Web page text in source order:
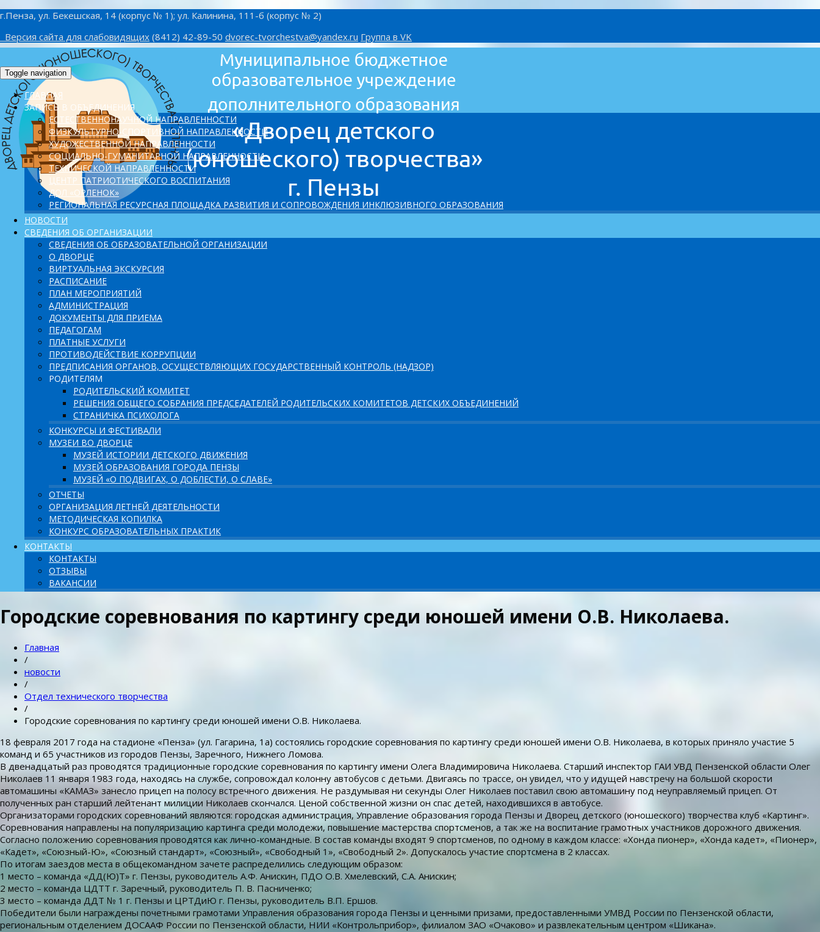
г.Пенза, ул. Бекешская, 14 (корпус № 1); ул. Калинина, 111-б (корпус № 2)
Версия сайта для слабовидящих (8412) 42-89-50 dvorec-tvorchestva@yandex.ru Группа в VK
Toggle navigation
ГЛАВНАЯ
ЗАПИСЬ В ОБЪЕДИНЕНИЯ
ЕСТЕСТВЕННОНАУЧНОЙ НАПРАВЛЕННОСТИ
ФИЗКУЛЬТУРНО-СПОРТИВНОЙ НАПРАВЛЕННОСТИ
ХУДОЖЕСТВЕННОЙ НАПРАВЛЕННОСТИ
СОЦИАЛЬНО-ГУМАНИТАРНОЙ НАПРАВЛЕННОСТИ
ТЕХНИЧЕСКОЙ НАПРАВЛЕННОСТИ
ЦЕНТР ПАТРИОТИЧЕСКОГО ВОСПИТАНИЯ
ДОЛ «ОРЛЕНОК»
PЕГИОНАЛЬНАЯ РЕСУРСНАЯ ПЛОЩАДКА РАЗВИТИЯ И СОПРОВОЖДЕНИЯ ИНКЛЮЗИВНОГО ОБРАЗОВАНИЯ
НОВОСТИ
СВЕДЕНИЯ ОБ ОРГАНИЗАЦИИ
СВЕДЕНИЯ ОБ ОБРАЗОВАТЕЛЬНОЙ ОРГАНИЗАЦИИ
О ДВОРЦЕ
ВИРТУАЛЬНАЯ ЭКСКУРСИЯ
РАСПИСАНИЕ
ПЛАН МЕРОПРИЯТИЙ
АДМИНИСТРАЦИЯ
ДОКУМЕНТЫ ДЛЯ ПРИЕМА
ПЕДАГОГАМ
ПЛАТНЫЕ УСЛУГИ
ПРОТИВОДЕЙСТВИЕ КОРРУПЦИИ
ПРЕДПИСАНИЯ ОРГАНОВ, ОСУЩЕСТВЛЯЮЩИХ ГОСУДАРСТВЕННЫЙ КОНТРОЛЬ (НАДЗОР)
РОДИТЕЛЯМ
РОДИТЕЛЬСКИЙ КОМИТЕТ
РЕШЕНИЯ ОБЩЕГО СОБРАНИЯ ПРЕДСЕДАТЕЛЕЙ РОДИТЕЛЬСКИХ КОМИТЕТОВ ДЕТСКИХ ОБЪЕДИНЕНИЙ
СТРАНИЧКА ПСИХОЛОГА
КОНКУРСЫ И ФЕСТИВАЛИ
МУЗЕИ ВО ДВОРЦЕ
МУЗЕЙ ИСТОРИИ ДЕТСКОГО ДВИЖЕНИЯ
МУЗЕЙ ОБРАЗОВАНИЯ ГОРОДА ПЕНЗЫ
МУЗЕЙ «О ПОДВИГАХ, О ДОБЛЕСТИ, О СЛАВЕ»
ОТЧЕТЫ
ОРГАНИЗАЦИЯ ЛЕТНЕЙ ДЕЯТЕЛЬНОСТИ
МЕТОДИЧЕСКАЯ КОПИЛКА
КОНКУРС ОБРАЗОВАТЕЛЬНЫХ ПРАКТИК
КОНТАКТЫ
КОНТАКТЫ
ОТЗЫВЫ
ВАКАНСИИ
Городские соревнования по картингу среди юношей имени О.В. Николаева.
Главная
/
новости
/
Отдел технического творчества
/
Городские соревнования по картингу среди юношей имени О.В. Николаева.
18 февраля 2017 года на стадионе «Пенза» (ул. Гагарина, 1а) состоялись городские соревнования по картингу среди юношей имени О.В. Николаева, в которых приняло участие 5
команд и 65 участников из городов Пензы, Заречного, Нижнего Ломова.
В двенадцатый раз проводятся традиционные городские соревнования по картингу имени Олега Владимировича Николаева. Старший инспектор ГАИ УВД Пензенской области Олег
Николаев 11 января 1983 года, находясь на службе, сопровождал колонну автобусов с детьми. Двигаясь по трассе, он увидел, что у идущей навстречу на большой скорости
автомашины «КАМАЗ» занесло прицеп на полосу встречного движения. Не раздумывая ни секунды Олег Николаев поставил свою автомашину под неуправляемый прицеп. От
полученных ран старший лейтенант милиции Николаев скончался. Ценой собственной жизни он спас детей, находившихся в автобусе.
Организаторами городских соревнований являются: городская администрация, Управление образования города Пензы и Дворец детского (юношеского) творчества клуб «Картинг».
Соревнования направлены на популяризацию картинга среди молодежи, повышение мастерства спортсменов, а так же на воспитание грамотных участников дорожного движения.
Согласно положению соревнования проводятся как лично-командные. В состав команды входят 9 спортсменов, по одному в каждом классе: «Хонда пионер», «Хонда кадет», «Пионер»,
«Кадет», «Союзный-Ю», «Союзный стандарт», «Союзный», «Свободный 1», «Свободный 2». Допускалось участие спортсмена в 2 классах.
По итогам заездов места в общекомандном зачете распределились следующим образом:
1 место – команда «ДД(Ю)Т» г. Пензы, руководитель А.Ф. Анискин, ПДО О.В. Хмелевский, С.А. Анискин;
2 место – команда ЦДТТ г. Заречный, руководитель П. В. Пасниченко;
3 место – команда ДДТ № 1 г. Пензы и ЦРТДиЮ г. Пензы, руководитель В.П. Ершов.
Победители были награждены почетными грамотами Управления образования города Пензы и ценными призами, предоставленными УМВД России по Пензенской области,
региональным отделением ДОСААФ России по Пензенской области, НИИ «Контрольприбор», филиалом ЗАО «Очаково» и развлекательным центром «Шикана».